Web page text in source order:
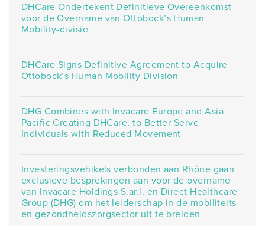
DHCare Ondertekent Definitieve Overeenkomst
voor de Overname van Ottobock’s Human
Mobility-divisie
DHCare Signs Definitive Agreement to Acquire
Ottobock’s Human Mobility Division
DHG Combines with Invacare Europe and Asia
Pacific Creating DHCare, to Better Serve
Individuals with Reduced Movement
Investeringsvehikels verbonden aan Rhône gaan
exclusieve besprekingen aan voor de overname
van Invacare Holdings S.ar.l. en Direct Healthcare
Group (DHG) om het leiderschap in de mobiliteits-
en gezondheidszorgsector uit te breiden